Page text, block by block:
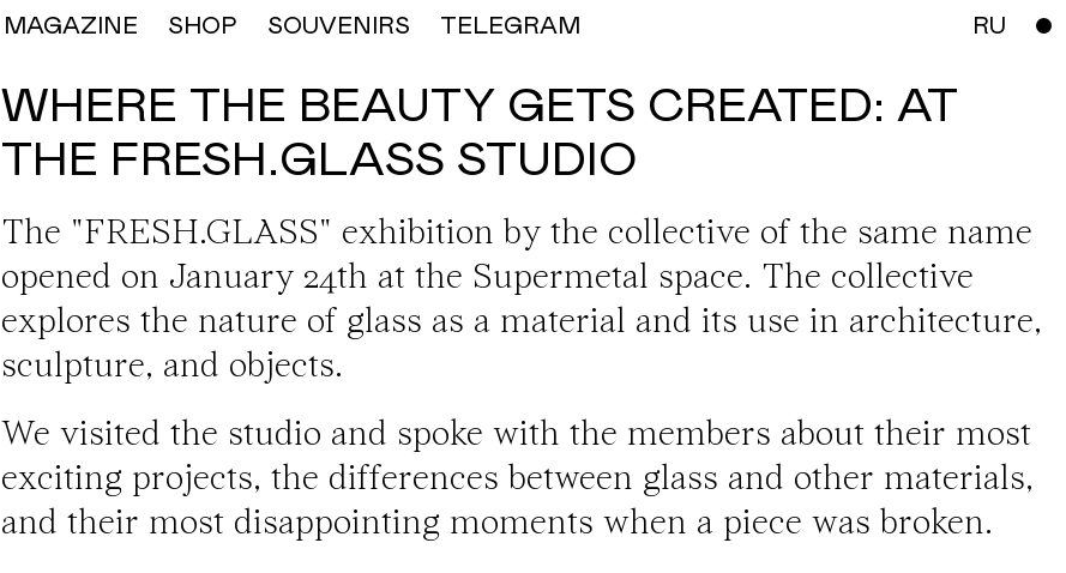
MAGAZINE SHOP SOUVENIRS TELEGRAM RU
WHERE THE BEAUTY GETS CREATED: AT
THE FRESH.GLASS STUDIO
The "FRESH.GLASS" exhibition by the collective of the same name
opened on January 24th at the Supermetal space. The collective
explores the nature of glass as a material and its use in architecture,
sculpture, and objects.
We visited the studio and spoke with the members about their most
exciting projects, the differences between glass and other materials,
and their most disappointing moments when a piece was broken.